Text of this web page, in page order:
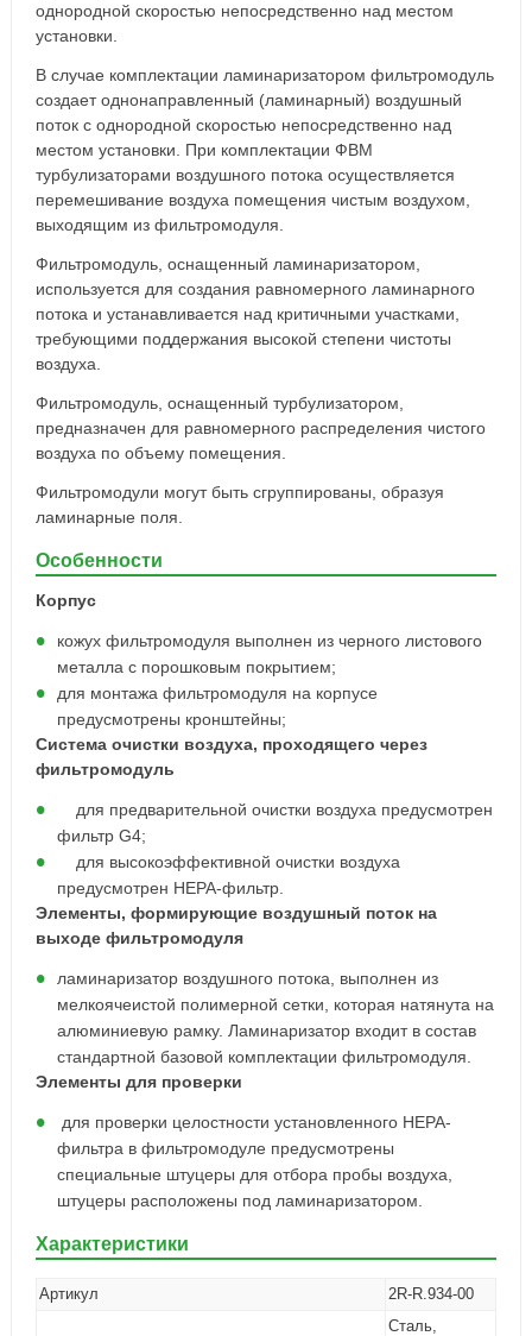
однородной скоростью непосредственно над местом
установки.
В случае комплектации ламинаризатором фильтромодуль
создает однонаправленный (ламинарный) воздушный
поток с однородной скоростью непосредственно над
местом установки. При комплектации ФВМ
турбулизаторами воздушного потока осуществляется
перемешивание воздуха помещения чистым воздухом,
выходящим из фильтромодуля.
Фильтромодуль, оснащенный ламинаризатором,
используется для создания равномерного ламинарного
потока и устанавливается над критичными участками,
требующими поддержания высокой степени чистоты
воздуха.
Фильтромодуль, оснащенный турбулизатором,
предназначен для равномерного распределения чистого
воздуха по объему помещения.
Фильтромодули могут быть сгруппированы, образуя
ламинарные поля.
Особенности
Корпус
кожух фильтромодуля выполнен из черного листового
металла с порошковым покрытием;
для монтажа фильтромодуля на корпусе
предусмотрены кронштейны;
Система очистки воздуха, проходящего через
фильтромодуль
для предварительной очистки воздуха предусмотрен
фильтр G4;
для высокоэффективной очистки воздуха
предусмотрен НЕРА-фильтр.
Элементы, формирующие воздушный поток на
выходе фильтромодуля
ламинаризатор воздушного потока, выполнен из
мелкоячеистой полимерной сетки, которая натянута на
алюминиевую рамку. Ламинаризатор входит в состав
стандартной базовой комплектации фильтромодуля.
Элементы для проверки
для проверки целостности установленного НЕРА-
фильтра в фильтромодуле предусмотрены
специальные штуцеры для отбора пробы воздуха,
штуцеры расположены под ламинаризатором.
Характеристики
Артикул 2R-R.934-00
Сталь,